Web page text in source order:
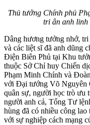
Thủ tướng Chính phủ
tri ân anh
Dâng hương tưởng nhớ,
và các liệt sĩ đã anh dũng
Điện Biên Phủ tại Khu
thuộc Sở Chỉ huy Chiến
Phạm Minh Chính và
với Đại tướng Võ Nguyên
quân sự, người học trò ưu
người anh cả, Tổng Tư
hùng đã có nhiều công
với sự nghiệp cách mạng